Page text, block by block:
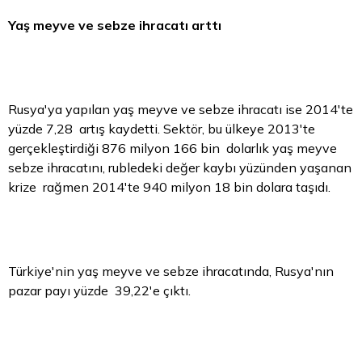
Yaş meyve ve sebze ihracatı arttı
Rusya'ya yapılan yaş meyve ve sebze ihracatı ise 2014'te
yüzde 7,28 artış kaydetti. Sektör, bu ülkeye 2013'te
gerçekleştirdiği 876 milyon 166 bin dolarlık yaş meyve
sebze ihracatını, rubledeki değer kaybı yüzünden yaşanan
krize rağmen 2014'te 940 milyon 18 bin dolara taşıdı.
Türkiye'nin yaş meyve ve sebze ihracatında, Rusya'nın
pazar payı yüzde 39,22'e çıktı.